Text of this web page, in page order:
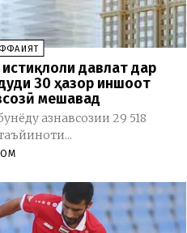
давлат дар
30 ҳазор иншоот
мешавад
азнавсозии 29 518